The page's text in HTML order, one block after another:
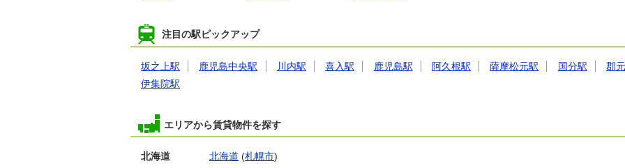
注目の駅ピックアップ
坂之上駅 鹿児島中央駅 川内駅 喜入駅 鹿児島駅 阿久根駅 薩摩松元駅 国分駅
郡
伊集院駅
エリアから賃貸物件を探す
北海道 北海道 (札幌市)